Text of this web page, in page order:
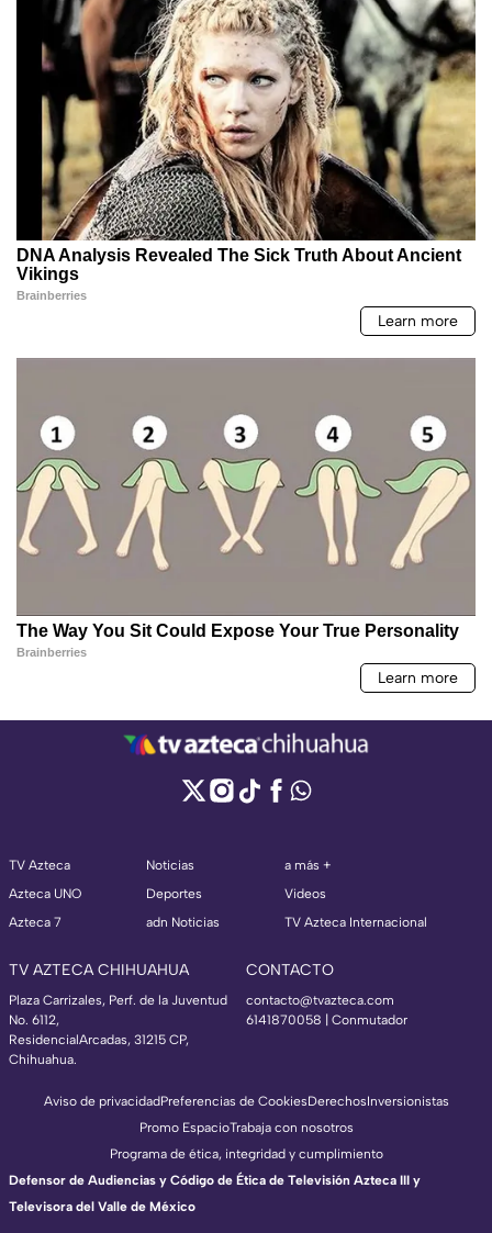
TV Azteca
Azteca UNO
Azteca 7
Noticias
Deportes
adn Noticias
a más +
Videos
TV Azteca Internacional
TV AZTECA CHIHUAHUA
Plaza Carrizales, Perf. de la Juventud
No. 6112,
ResidencialArcadas, 31215 CP,
Chihuahua.
CONTACTO
contacto@tvazteca.com
6141870058 | Conmutador
Aviso de privacidadPreferencias de CookiesDerechosInversionistas
Promo EspacioTrabaja con nosotros
Programa de ética, integridad y cumplimiento
Defensor de Audiencias y Código de Ética de Televisión Azteca III y
Televisora del Valle de México